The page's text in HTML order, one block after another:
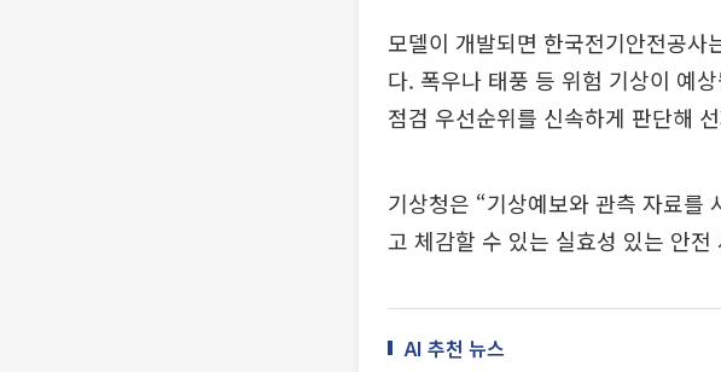
모델이 개발되면 한국전기안전공
다. 폭우나 태풍 등 위험 기상이 예
점검 우선순위를 신속하게 판단해
기상청은 “기상예보와 관측 자료를
고 체감할 수 있는 실효성 있는 안
AI 추천 뉴스